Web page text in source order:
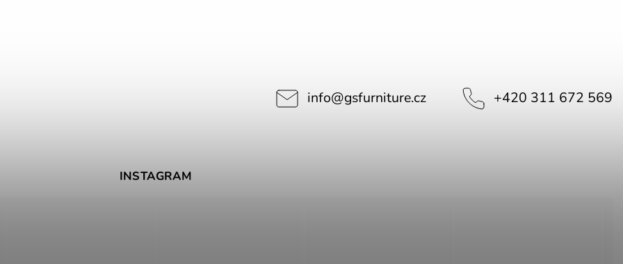
info@gsfurniture.cz +420 311 672 569
INSTAGRAM